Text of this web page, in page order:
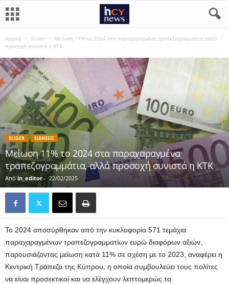
Αρχική Slider
Μείωση 11% το 2024 στα παραχαραγμένα τραπεζογραμμάτια, αλλά
προσοχή συνιστά η ΚΤΚ
SLIDER ΕΙΔΗΣΕΙΣ
Μείωση 11% το 2024 στα παραχαραγμένα
τραπεζογραμμάτια, αλλά προσοχή συνιστά η ΚΤΚ
Από in_editor - 22/02/2025
Το 2024 αποσύρθηκαν από την κυκλοφορία 571 τεμάχια
παραχαραγμένων τραπεζογραμματίων ευρώ διαφόρων αξιών,
παρουσιάζοντας μείωση κατά 11% σε σχέση με το 2023, αναφέρει η
Κεντρική Τράπεζα της Κύπρου, η οποία συμβουλεύει τους πολίτες
να είναι προσεκτικοί και να ελέγχουν λεπτομερώς τα